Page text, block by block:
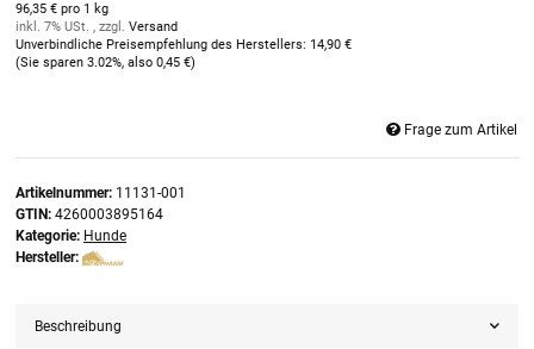
96,35 € pro 1 kg
inkl. 7% USt. , zzgl. Versand
Unverbindliche Preisempfehlung des Herstellers: 14,90 €
(Sie sparen 3.02%, also 0,45 €)
Frage zum Artikel
Artikelnummer: 11131-001
GTIN: 4260003895164
Kategorie: Hunde
Hersteller:
Beschreibung